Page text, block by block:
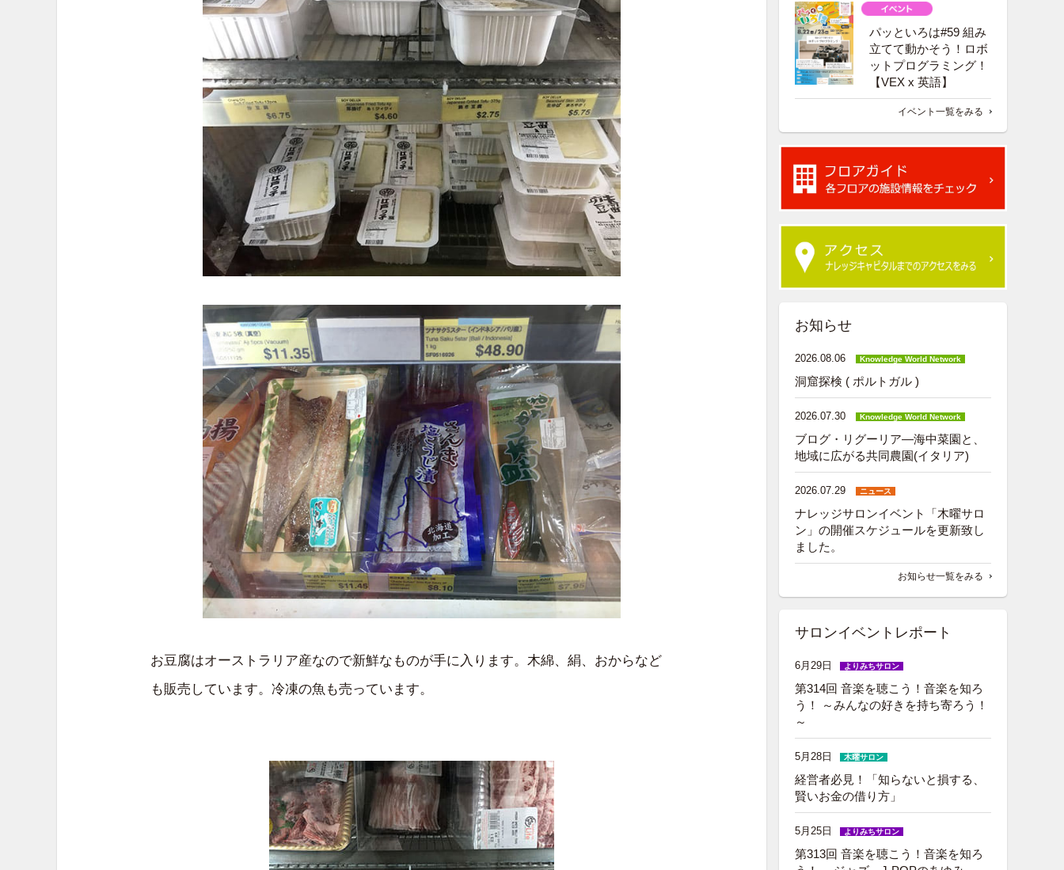
お豆腐はオーストラリア産なので新鮮なものが手に入ります。木綿、絹、おからなど
も販売しています。冷凍の魚も売っています。
パッといろは#59 組み
立てて動かそう！ロボ
ットプログラミング！
【VEX x 英語】
イベント一覧をみる
お知らせ
2026.08.06 Knowledge World Network
洞窟探検 ( ポルトガル )
2026.07.30 Knowledge World Network
ブログ・リグーリア―海中菜園と、
地域に広がる共同農園(イタリア)
2026.07.29 ニュース
ナレッジサロンイベント「木曜サロ
ン」の開催スケジュールを更新致し
ました。
お知らせ一覧をみる
サロンイベントレポート
6月29日 よりみちサロン
第314回 音楽を聴こう！音楽を知ろ
う！ ～みんなの好きを持ち寄ろう！
～
5月28日 木曜サロン
経営者必見！「知らないと損する、
賢いお金の借り方」
5月25日 よりみちサロン
第313回 音楽を聴こう！音楽を知ろ